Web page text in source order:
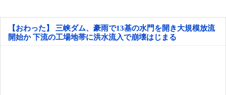
【おわった】 三峡ダム、豪雨で13基の水門を開き大規模放流
開始か 下流の工場地帯に洪水流入で崩壊はじまる